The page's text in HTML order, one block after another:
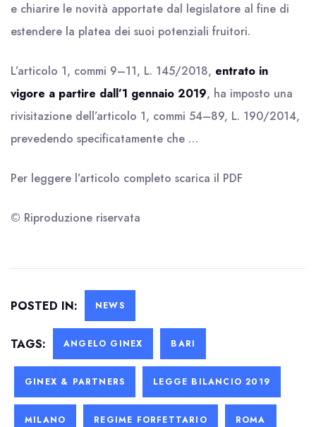
e chiarire le novità apportate dal legislatore al fine di
estendere la platea dei suoi potenziali fruitori.
L’articolo 1, commi 9–11, L. 145/2018, entrato in
vigore a partire dall’1 gennaio 2019, ha imposto una
rivisitazione dell’articolo 1, commi 54–89, L. 190/2014,
prevedendo specificatamente che …
Per leggere l’articolo completo scarica il PDF
© Riproduzione riservata
POSTED IN: NEWS
TAGS: ANGELO GINEX BARI
GINEX & PARTNERS LEGGE BILANCIO 2019
MILANO REGIME FORFETTARIO ROMA